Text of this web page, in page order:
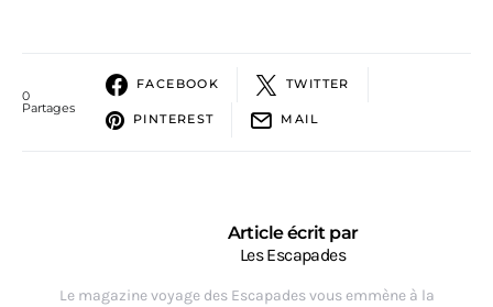
0
Partages
FACEBOOK TWITTER
PINTEREST MAIL
Article écrit par
Les Escapades
Le magazine voyage des Escapades vous emmène à la